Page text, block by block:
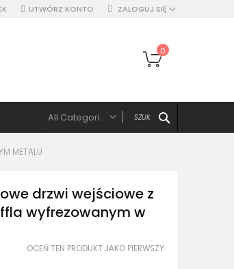
ZALOGUJ SIĘ
UTWÓRZ KONTO
Mój koszyk
0
All Categories
Drzwi pojedyńcze aluminiowe
Drzwi podwójne, z panelami, naświetlem
Drzwi z lewym panelem
METALU
drzwi wejściowe z
wyfrezowanym w
OCEŃ TEN PRODUKT JAKO PIERWSZY